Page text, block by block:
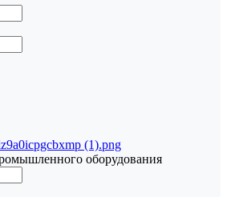
оборудования